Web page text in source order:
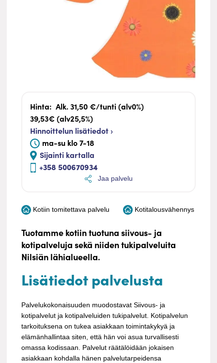
Hinta: Alk. 31,50 €/tunti (alv0%)
39,53€ (alv25,5%)
Hinnoittelun lisätiedot ›
ma-su klo 7-18
Sijainti kartalla
+358 500670934
Jaa palvelu
Kotiin tomitettava palvelu Kotitalousvähennys
Tuotamme kotiin tuotuna siivous- ja
kotipalveluja sekä niiden tukipalveluita
Nilsiän lähialueella.
Lisätiedot palvelusta
Palvelukokonaisuuden muodostavat Siivous- ja
kotipalvelut ja kotipalveluiden tukipalvelut. Kotipalvelun
tarkoituksena on tukea asiakkaan toimintakykyä ja
elämänhallintaa siten, että hän voi asua turvallisesti
omassa kodissaan. Palvelut räätälöidään jokaisen
asiakkaan kohdalla hänen palvelutarpeidensa